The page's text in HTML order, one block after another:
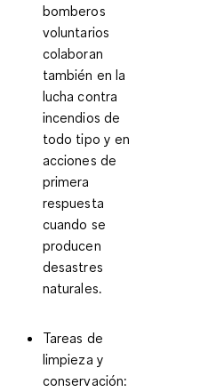
bomberos
voluntarios
colaboran
también en la
lucha contra
incendios de
todo tipo y en
acciones de
primera
respuesta
cuando se
producen
desastres
naturales.
Tareas de
limpieza y
conservación: